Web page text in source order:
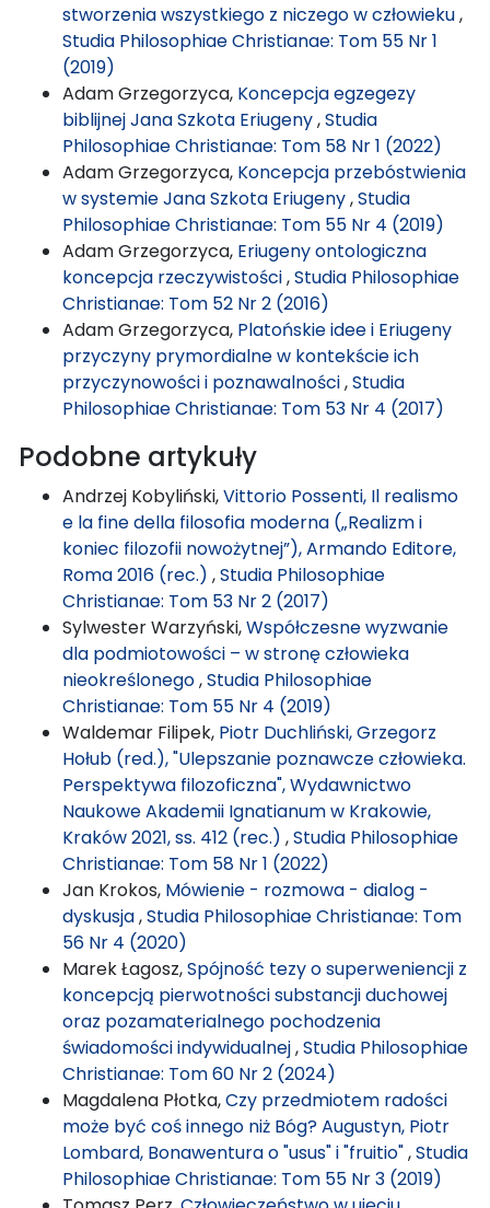
stworzenia wszystkiego z niczego w człowieku,
Studia Philosophiae Christianae: Tom 55 Nr 1
(2019)
Adam Grzegorzyca, Koncepcja egzegezy
biblijnej Jana Szkota Eriugeny,Studia
Philosophiae Christianae: Tom 58 Nr 1 (2022)
Adam Grzegorzyca, Koncepcja przebóstwienia
w systemie Jana Szkota Eriugeny,Studia
Philosophiae Christianae: Tom 55 Nr 4 (2019)
Adam Grzegorzyca, Eriugeny ontologiczna
koncepcja rzeczywistości,Studia Philosophiae
Christianae: Tom 52 Nr 2 (2016)
Adam Grzegorzyca, Platońskie idee i Eriugeny
przyczyny prymordialne w kontekście ich
przyczynowości i poznawalności,Studia
Philosophiae Christianae: Tom 53 Nr 4 (2017)
Podobne artykuły
Andrzej Kobyliński,Vittorio Possenti, Il realismo
e la fine della filosofia moderna („Realizm i
koniec filozofii nowożytnej”), Armando Editore,
Roma 2016 (rec.) ,Studia Philosophiae
Christianae: Tom 53 Nr 2 (2017)
Sylwester Warzyński,Współczesne wyzwanie
dla podmiotowości – w stronę człowieka
nieokreślonego,Studia Philosophiae
Christianae: Tom 55 Nr 4 (2019)
Waldemar Filipek, Piotr Duchliński, Grzegorz
Hołub (red.), "Ulepszanie poznawcze człowieka.
Perspektywa filozoficzna", Wydawnictwo
Naukowe Akademii Ignatianum w Krakowie,
Kraków 2021, ss. 412 (rec.) ,Studia Philosophiae
Christianae: Tom 58 Nr 1 (2022)
Jan Krokos, Mówienie - rozmowa - dialog -
dyskusja,Studia Philosophiae Christianae: Tom
56 Nr 4 (2020)
Marek Łagosz,Spójność tezy o superweniencji z
koncepcją pierwotności substancji duchowej
oraz pozamaterialnego pochodzenia
świadomości indywidualnej,Studia Philosophiae
Christianae: Tom 60 Nr 2 (2024)
Magdalena Płotka,Czy przedmiotem radości
może być coś innego niż Bóg? Augustyn, Piotr
Lombard, Bonawentura o "usus" i "fruitio",Studia
Philosophiae Christianae: Tom 55 Nr 3 (2019)